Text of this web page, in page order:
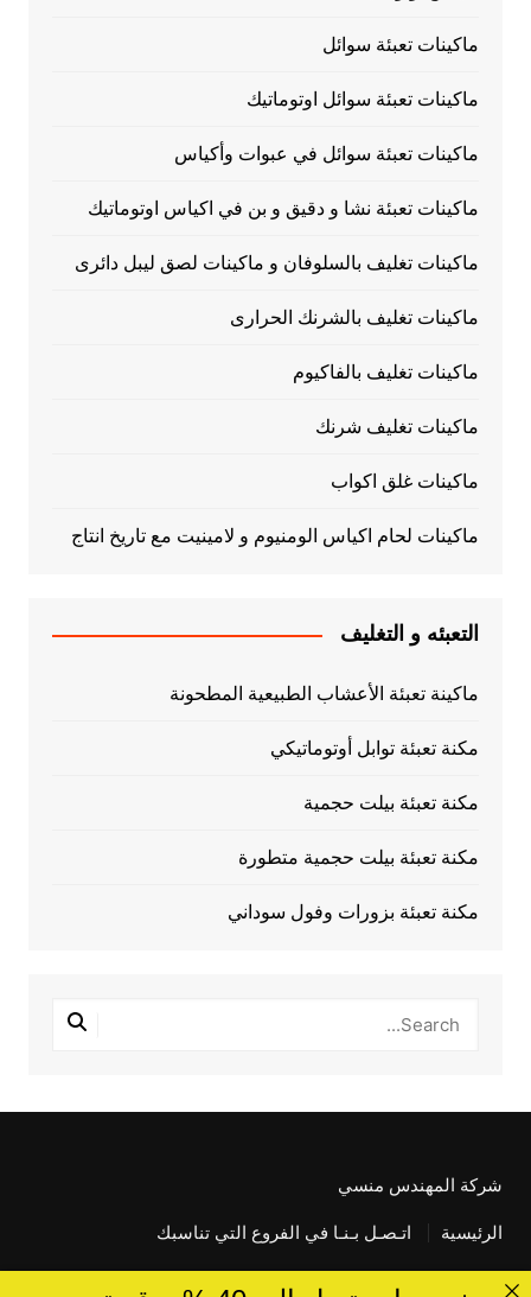
ماكينات تعبئة سوائل
ماكينات تعبئة سوائل اوتوماتيك
ماكينات تعبئة سوائل في عبوات وأكياس
ماكينات تعبئة نشا و دقيق و بن في اكياس اوتوماتيك
ماكينات تغليف بالسلوفان و ماكينات لصق ليبل دائرى
ماكينات تغليف بالشرنك الحرارى
ماكينات تغليف بالفاكيوم
ماكينات تغليف شرنك
ماكينات غلق اكواب
ماكينات لحام اكياس الومنيوم و لامينيت مع تاريخ انتاج
التعبئه و التغليف
ماكينة تعبئة الأعشاب الطبيعية المطحونة
مكنة تعبئة توابل أوتوماتيكي
مكنة تعبئة بيلت حجمية
مكنة تعبئة بيلت حجمية متطورة
مكنة تعبئة بزورات وفول سوداني
شركة المهندس منسي
الرئيسية اتـصـل بـنـا في الفروع التي تناسبك